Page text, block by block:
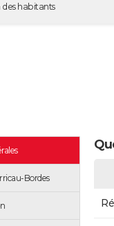
des habitants
Bordes